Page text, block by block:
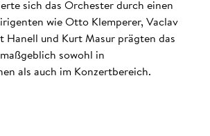
sich das Orchester durch einen
wie Otto Klemperer, Vaclav
Hanell und Kurt Masur prägten das
sowohl in
als auch im Konzertbereich.